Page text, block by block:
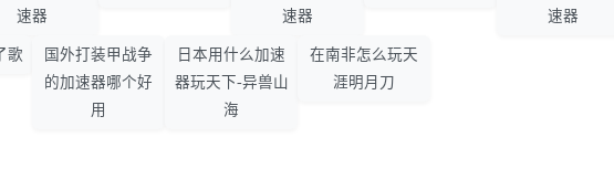
速器
速器
速器
歌
国外打装甲战争
的加速器哪个好
用
日本用什么加速
器玩天下-异兽山
海
在南非怎么玩天
涯明月刀